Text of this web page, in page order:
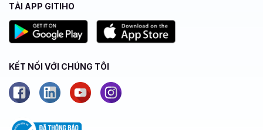
TẢI APP GITIHO
KẾT NỐI VỚI CHÚNG TÔI